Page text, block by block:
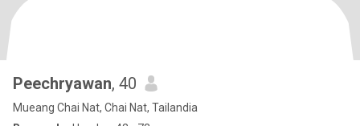
Peechryawan, 40
Mueang Chai Nat, Chai Nat, Tailandia